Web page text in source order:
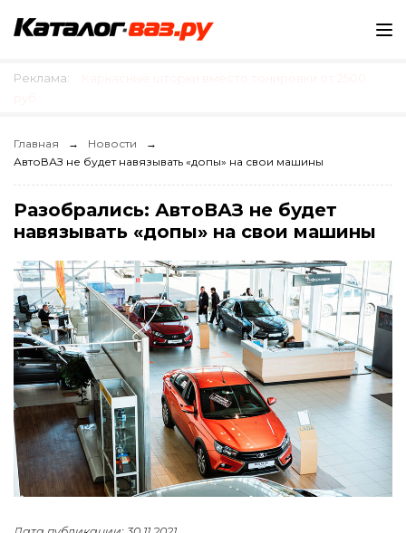
Реклама:
Главная
Новости
АвтоВАЗ не будет навязывать «допы» на свои машины
Разобрались: АвтоВАЗ не будет
навязывать «допы» на свои машины